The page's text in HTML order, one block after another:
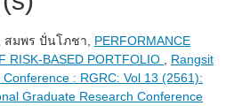
สมพร ปั่นโภชา, PERFORMANCE
RISK-BASED PORTFOLIO
Rangsit
: RGRC: Vol 13 (2561):
Graduate Research Conference